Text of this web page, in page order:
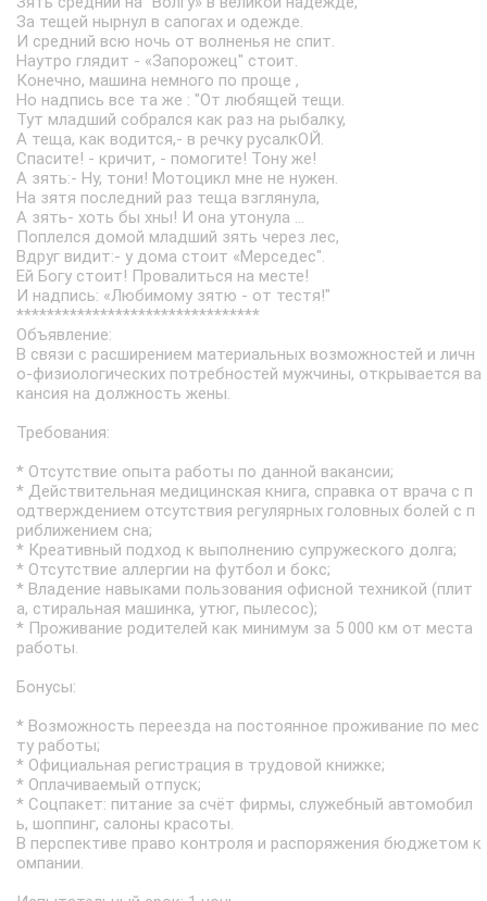
За тещей нырнул в сапогах и одежде.
И средний всю ночь от волненья не спит.
Наутро глядит - «Запорожец" стоит.
Конечно, машина немного по проще ,
Но надпись все та же : "От любящей тещи.
Тут младший собрался как раз на рыбалку,
А теща, как водится,- в речку русалкОЙ.
Спасите! - кричит, - помогите! Тону же!
А зять:- Ну, тони! Мотоцикл мне не нужен.
На зятя последний раз теща взглянула,
А зять- хоть бы хны! И она утонула ...
Поплелся домой младший зять через лес,
Вдруг видит:- у дома стоит «Мерседес".
Ей Богу стоит! Провалиться на месте!
И надпись: «Любимому зятю - от тестя!"
********************************
Объявление:
В связи с расширением материальных возможностей и личн
о-физиологических потребностей мужчины, открывается ва
кансия на должность жены.
Требования:
* Отсутствие опыта работы по данной вакансии;
* Действительная медицинская книга, справка от врача с п
одтверждением отсутствия регулярных головных болей с п
риближением сна;
* Креативный подход к выполнению супружеского долга;
* Отсутствие аллергии на футбол и бокс;
* Владение навыками пользования офисной техникой (плит
а, стиральная машинка, утюг, пылесос);
* Проживание родителей как минимум за 5 000 км от места
работы.
Бонусы:
* Возможность переезда на постоянное проживание по мес
ту работы;
* Официальная регистрация в трудовой книжке;
* Оплачиваемый отпуск;
* Соцпакет: питание за счёт фирмы, служебный автомобил
ь, шоппинг, салоны красоты.
В перспективе право контроля и распоряжения бюджетом к
омпании.